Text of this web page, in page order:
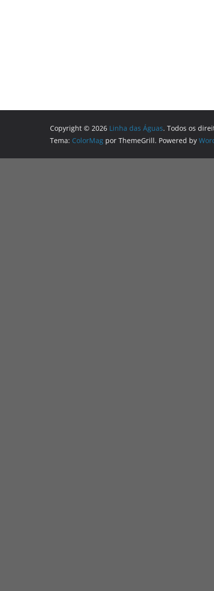
Copyright © 2026 Linha das Águas. Todos os
Tema: ColorMag por ThemeGrill. Powered by